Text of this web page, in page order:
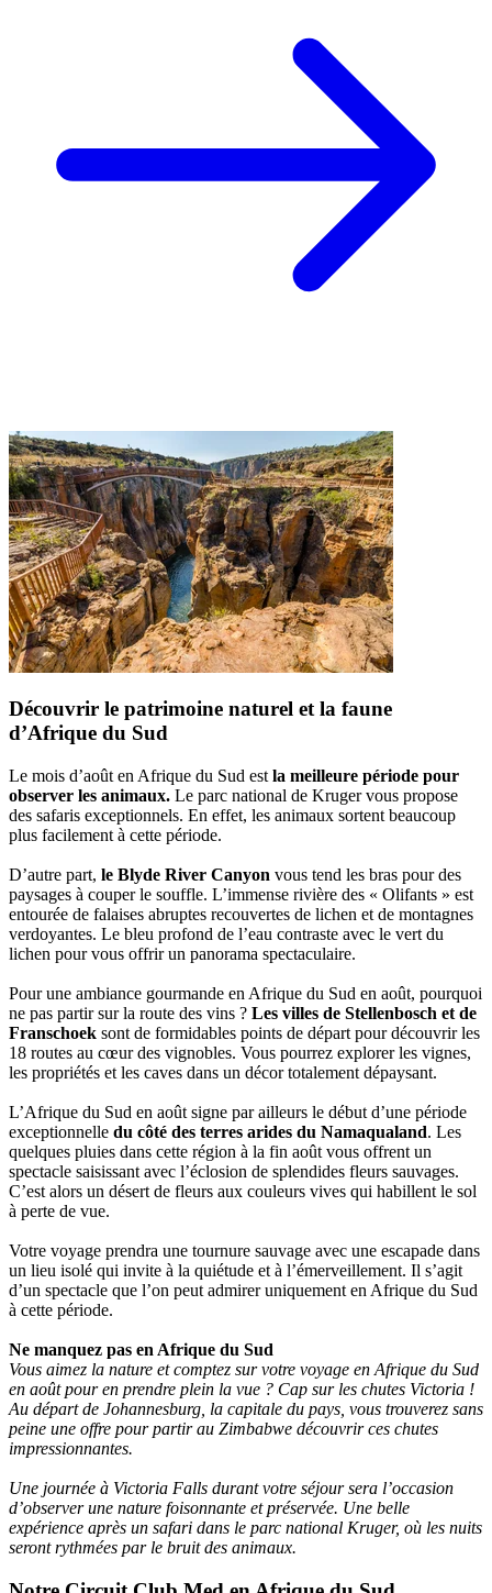
Découvrir le patrimoine naturel et la faune
d’Afrique du Sud
Le mois d’août en Afrique du Sud est la meilleure période pour
observer les animaux. Le parc national de Kruger vous propose
des safaris exceptionnels. En effet, les animaux sortent beaucoup
plus facilement à cette période.
D’autre part, le Blyde River Canyon vous tend les bras pour des
paysages à couper le souffle. L’immense rivière des « Olifants » est
entourée de falaises abruptes recouvertes de lichen et de montagnes
verdoyantes. Le bleu profond de l’eau contraste avec le vert du
lichen pour vous offrir un panorama spectaculaire.
Pour une ambiance gourmande en Afrique du Sud en août, pourquoi
ne pas partir sur la route des vins ? Les villes de Stellenbosch et de
Franschoek sont de formidables points de départ pour découvrir les
18 routes au cœur des vignobles. Vous pourrez explorer les vignes,
les propriétés et les caves dans un décor totalement dépaysant.
L’Afrique du Sud en août signe par ailleurs le début d’une période
exceptionnelle du côté des terres arides du Namaqualand. Les
quelques pluies dans cette région à la fin août vous offrent un
spectacle saisissant avec l’éclosion de splendides fleurs sauvages.
C’est alors un désert de fleurs aux couleurs vives qui habillent le sol
à perte de vue.
Votre voyage prendra une tournure sauvage avec une escapade dans
un lieu isolé qui invite à la quiétude et à l’émerveillement. Il s’agit
d’un spectacle que l’on peut admirer uniquement en Afrique du Sud
à cette période.
Ne manquez pas en Afrique du Sud
Vous aimez la nature et comptez sur votre voyage en Afrique du Sud
en août pour en prendre plein la vue ? Cap sur les chutes Victoria !
Au départ de Johannesburg, la capitale du pays, vous trouverez sans
peine une offre pour partir au Zimbabwe découvrir ces chutes
impressionnantes.
Une journée à Victoria Falls durant votre séjour sera l’occasion
d’observer une nature foisonnante et préservée. Une belle
expérience après un safari dans le parc national Kruger, où les nuits
seront rythmées par le bruit des animaux.